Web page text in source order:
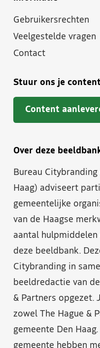
Gebruikersrechten
Veelgestelde vragen
Contact
Stuur ons je content
Content
Over deze
Bureau
Haag) adviseert
gemeentelijke
van de Haagse
aantal
deze beeldbank.
Citybranding in
beeldredactie van
& Partners opgezet.
zowel The Hague &
gemeente Den
gemeente hebben